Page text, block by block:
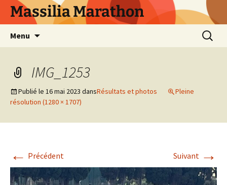
AllerMassilia Marathon
Menu
IMG_1253
Publié le 16 mai 2023 dansRésultats et photos
Pleine
résolution (1280 × 1707)
← Précédent Suivant →